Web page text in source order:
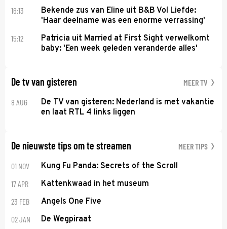
16:13
Bekende zus van Eline uit B&B Vol Liefde:
'Haar deelname was een enorme verrassing'
15:12
Patricia uit Married at First Sight verwelkomt
baby: 'Een week geleden veranderde alles'
De tv van gisteren MEER TV
8 AUG
De TV van gisteren: Nederland is met vakantie
en laat RTL 4 links liggen
De nieuwste tips om te streamen MEER TIPS
01 NOV Kung Fu Panda: Secrets of the Scroll
17 APR Kattenkwaad in het museum
23 FEB Angels One Five
02 JAN De Wegpiraat